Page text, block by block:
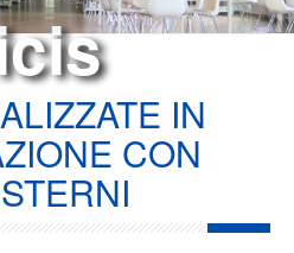
IN
CON